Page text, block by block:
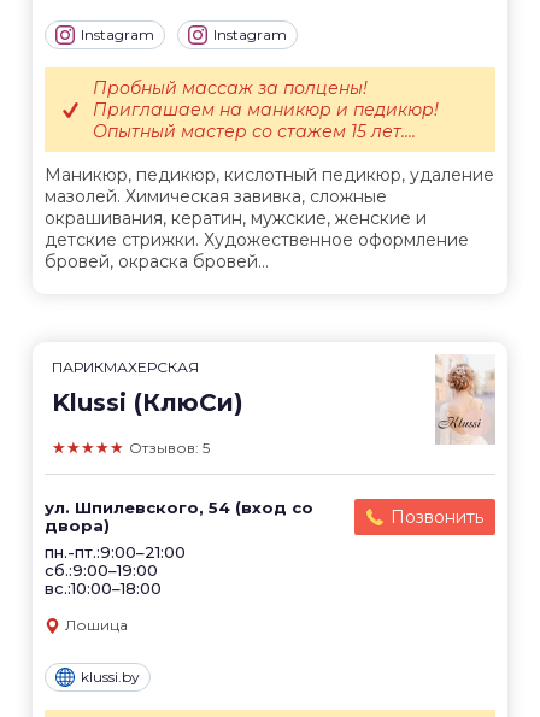
Instagram Instagram
Маникюр, педикюр, кислотный педикюр, удаление
мазолей. Химическая завивка, сложные
окрашивания, кератин, мужские, женские и
детские стрижки. Художественное оформление
бровей, окраска бровей...
Пробный массаж за полцены!
Приглашаем на маникюр и педикюр!
Опытный мастер со стажем 15 лет....
ПАРИКМАХЕРСКАЯ
Klussi (КлюСи)
★★★★★ Отзывов: 5
ул. Шпилевского, 54 (вход со
двора)
пн.-пт.:9:00–21:00
сб.:9:00–19:00
вс.:10:00–18:00
Позвонить
Лошица
klussi.by